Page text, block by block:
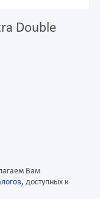
Double
Вам
, доступных к